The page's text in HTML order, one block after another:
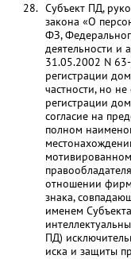
Субъект ПД,
закона «О
ФЗ,
деятельности и
31.05.2002 N
регистрации
частности, но
регистрации
согласие на
полном
отношении
знака,
именем
ПД)
иска и защиты